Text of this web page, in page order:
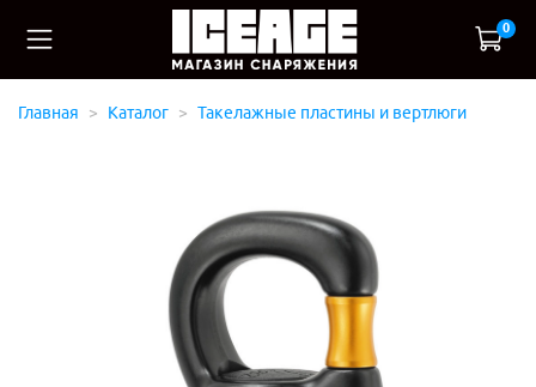
0
Главная Каталог Такелажные пластины и вертлюги